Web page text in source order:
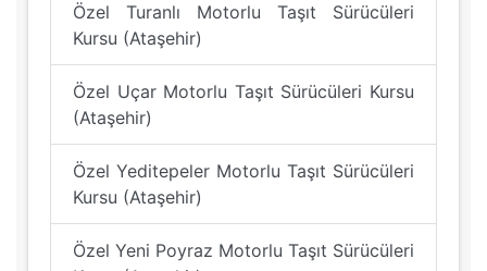
Özel Turanlı Motorlu Taşıt Sürücüleri
Kursu (Ataşehir)
Özel Uçar Motorlu Taşıt Sürücüleri Kursu
(Ataşehir)
Özel Yeditepeler Motorlu Taşıt Sürücüleri
Kursu (Ataşehir)
Özel Yeni Poyraz Motorlu Taşıt Sürücüleri